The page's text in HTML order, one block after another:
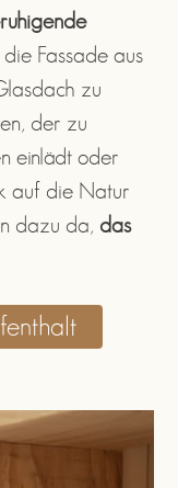
Fassade aus
zu
der zu
einlädt oder
auf die Natur
dazu da, das